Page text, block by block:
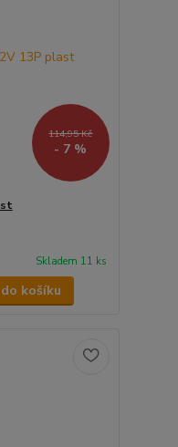
114,95 Kč
- 7 %
Skladem 11 ks
košíku